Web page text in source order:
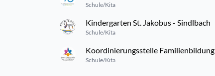
Schule/Kita
Kindergarten St. Jakobus - Sindlbach
Schule/Kita
Koordinierungsstelle Familienbildung
Schule/Kita